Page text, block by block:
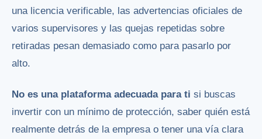
una licencia verificable, las advertencias oficiales de
varios supervisores y las quejas repetidas sobre
retiradas pesan demasiado como para pasarlo por
alto.
No es una plataforma adecuada para ti si buscas
invertir con un mínimo de protección, saber quién está
realmente detrás de la empresa o tener una vía clara